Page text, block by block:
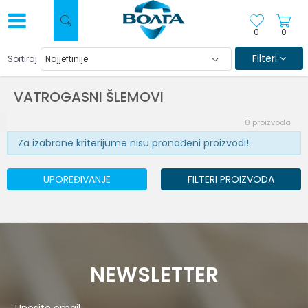
0
0
VATROGASNI ŠLEMOVI
Sortiraj Filteri
0 proizvoda
Za izabrane kriterijume nisu pronađeni proizvodi!
UPOREĐIVANJE FILTERI PROIZVODA
NEWSLETTER